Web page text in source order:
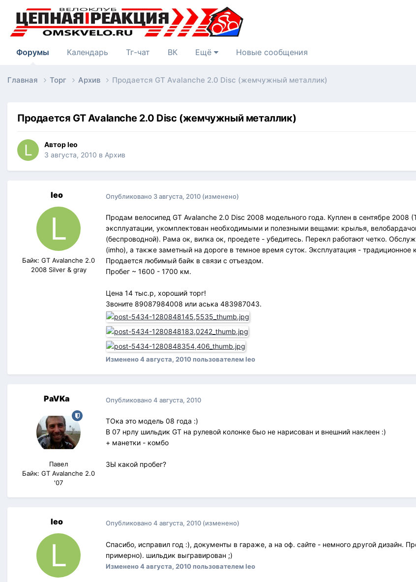
Форумы Календарь Тг-чат ВК Ещё Новые сообщения
Главная Торг Архив Продается GT Avalanche 2.0 Disс (жемчужный металлик)
Продается GT Avalanche 2.0 Disс (жемчужный металлик)
Авторleo
3 августа, 2010 в Архив
leo
Байк: GT Avalanche 2.0
2008 Silver & gray
Опубликовано 3 августа, 2010 (изменено)
Продам велосипед GT Avalanche 2.0 Disc 2008 модельного года. Куплен в сентябре
эксплуатации, укомплектован необходимыми и полезными вещами: крылья,
(беспроводной). Рама ок, вилка ок, проедете - убедитесь. Перекл работают четко.
(imho), а также заметный на дороге в темное время суток. Эксплуатация - традиционное
Продается любимый байк в связи с отъездом.
Пробег ~ 1600 - 1700 км.
Цена 14 тыс.р, хороший торг!
Звоните 89087984008 или аська 483987043.
Изменено4 августа, 2010пользователем leo
PaVKa
Павел
Байк: GT Avalanche 2.0
'07
Опубликовано4 августа, 2010
ТОка это модель 08 года :)
В 07 нрлу шильдик GT на рулевой колонке быо не нарисован и внешний наклеен :)
+ манетки - комбо
ЗЫ какой пробег?
leo Опубликовано4 августа, 2010 (изменено)
Спасибо, исправил год :), документы в гараже, а на оф. сайте - немного другой дизайн.
примерно). шильдик выгравирован ;)
Изменено4 августа, 2010пользователем leo